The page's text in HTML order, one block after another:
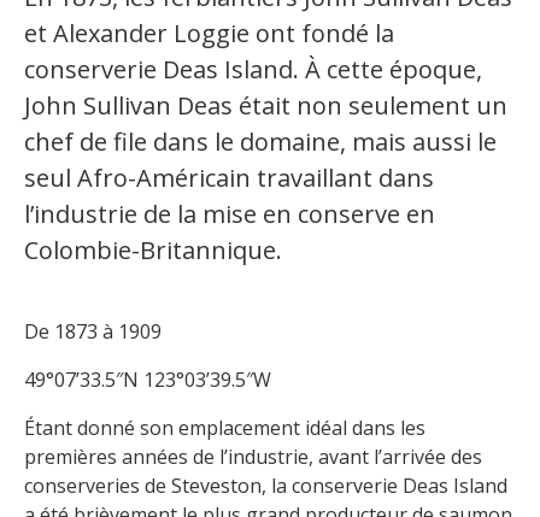
et Alexander Loggie ont fondé la
conserverie Deas Island. À cette époque,
John Sullivan Deas était non seulement un
chef de file dans le domaine, mais aussi le
seul Afro-Américain travaillant dans
l’industrie de la mise en conserve en
Colombie-Britannique.
De 1873 à 1909
49°07’33.5″N 123°03’39.5″W
Étant donné son emplacement idéal dans les
premières années de l’industrie, avant l’arrivée des
conserveries de Steveston, la conserverie Deas Island